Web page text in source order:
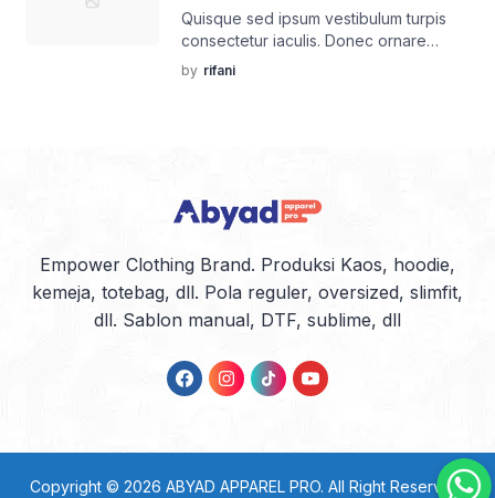
Quisque sed ipsum vestibulum turpis
consectetur iaculis. Donec ornare
imperdiet sem.
by rifani
Empower Clothing Brand. Produksi Kaos, hoodie,
kemeja, totebag, dll. Pola reguler, oversized, slimfit,
dll. Sablon manual, DTF, sublime, dll
Copyright © 2026 ABYAD APPAREL PRO. All Right Reserved.